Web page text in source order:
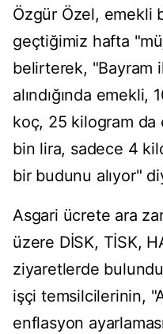
Özgür Özel, emekli
geçtiğimiz hafta
belirterek, "Bayram
alındığında emekli,
koç, 25 kilogram da
bin lira, sadece 4
bir budunu alıyor"
Asgari ücrete ara
üzere DİSK, TİSK,
ziyaretlerde
işçi temsilcilerinin,
enflasyon